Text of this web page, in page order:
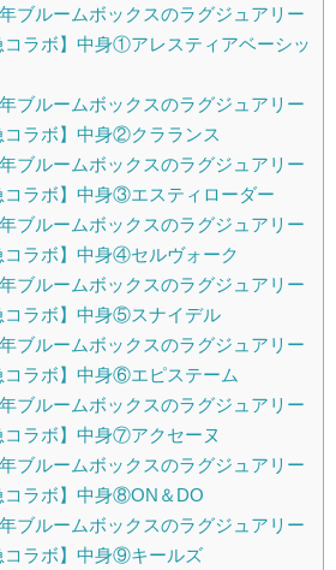
ブルームボックスのラグジュアリー
コラボ】中身①アレスティアベーシッ
ブルームボックスのラグジュアリー
コラボ】中身②クラランス
ブルームボックスのラグジュアリー
コラボ】中身③エスティローダー
ブルームボックスのラグジュアリー
コラボ】中身④セルヴォーク
ブルームボックスのラグジュアリー
コラボ】中身⑤スナイデル
ブルームボックスのラグジュアリー
コラボ】中身⑥エピステーム
ブルームボックスのラグジュアリー
コラボ】中身⑦アクセーヌ
ブルームボックスのラグジュアリー
コラボ】中身⑧ON＆DO
ブルームボックスのラグジュアリー
コラボ】中身⑨キールズ